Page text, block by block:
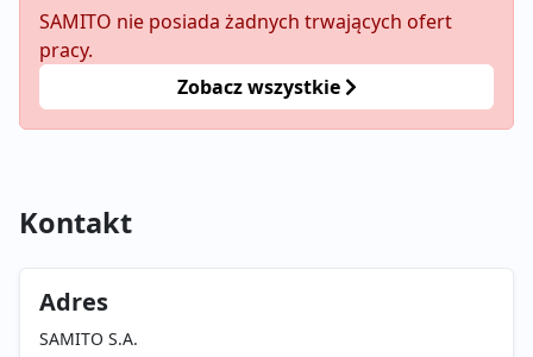
SAMITO nie posiada żadnych trwających ofert
pracy.
Zobacz wszystkie
Kontakt
Adres
SAMITO S.A.